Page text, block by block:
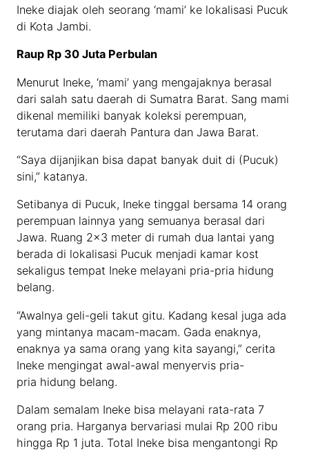
Ineke diajak oleh seorang ‘mami’ ke lokalisasi Pucuk
di Kota Jambi.
Raup Rp 30 Juta Perbulan
Menurut Ineke, ‘mami’ yang mengajaknya berasal
dari salah satu daerah di Sumatra Barat. Sang mami
dikenal memiliki banyak koleksi perempuan,
terutama dari daerah Pantura dan Jawa Barat.
“Saya dijanjikan bisa dapat banyak duit di (Pucuk)
sini,” katanya.
Setibanya di Pucuk, Ineke tinggal bersama 14 orang
perempuan lainnya yang semuanya berasal dari
Jawa. Ruang 2×3 meter di rumah dua lantai yang
berada di lokalisasi Pucuk menjadi kamar kost
sekaligus tempat Ineke melayani pria-pria hidung
belang.
“Awalnya geli-geli takut gitu. Kadang kesal juga ada
yang mintanya macam-macam. Gada enaknya,
enaknya ya sama orang yang kita sayangi,” cerita
Ineke mengingat awal-awal menyervis pria-
pria hidung belang.
Dalam semalam Ineke bisa melayani rata-rata 7
orang pria. Harganya bervariasi mulai Rp 200 ribu
hingga Rp 1 juta. Total Ineke bisa mengantongi Rp